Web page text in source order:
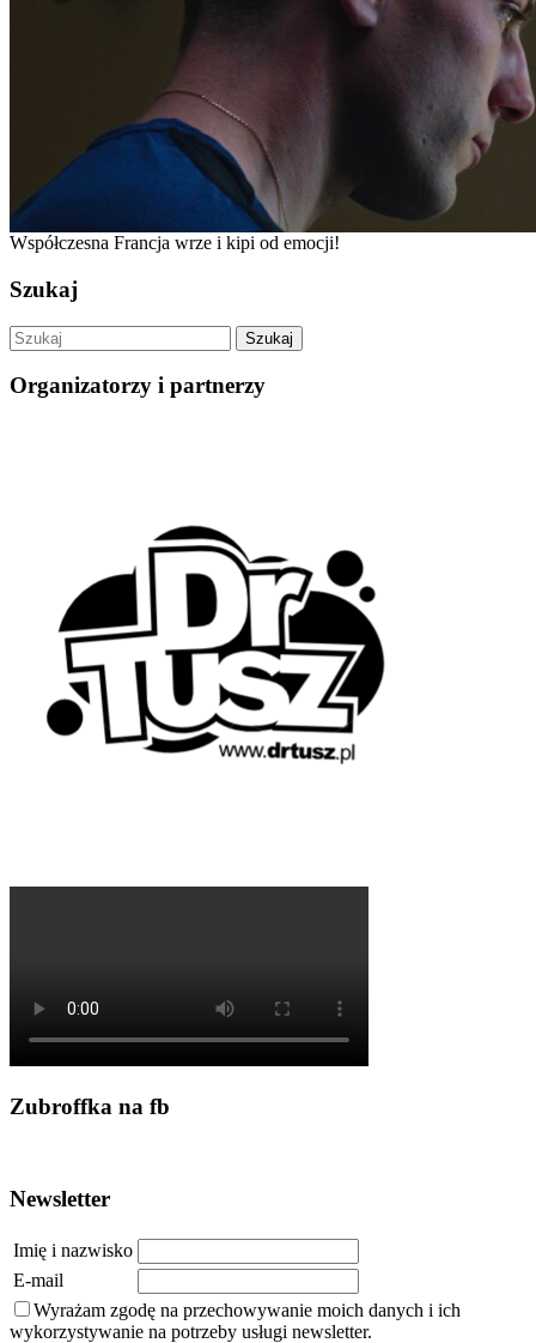
Współczesna Francja wrze i kipi od emocji!
Szukaj
Organizatorzy i partnerzy
Zubroffka na fb
Newsletter
Imię i nazwisko
E-mail
Wyrażam zgodę na przechowywanie moich danych i ich
wykorzystywanie na potrzeby usługi newsletter.